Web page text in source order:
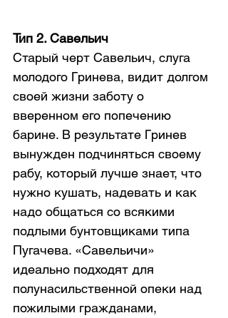
Тип 2. Савельич
Старый черт Савельич, слуга
молодого Гринева, видит долгом
своей жизни заботу о
вверенном его попечению
барине. В результате Гринев
вынужден подчиняться своему
рабу, который лучше знает, что
нужно кушать, надевать и как
надо общаться со всякими
подлыми бунтовщиками типа
Пугачева. «Савельичи»
идеально подходят для
полунасильственной опеки над
пожилыми гражданами,